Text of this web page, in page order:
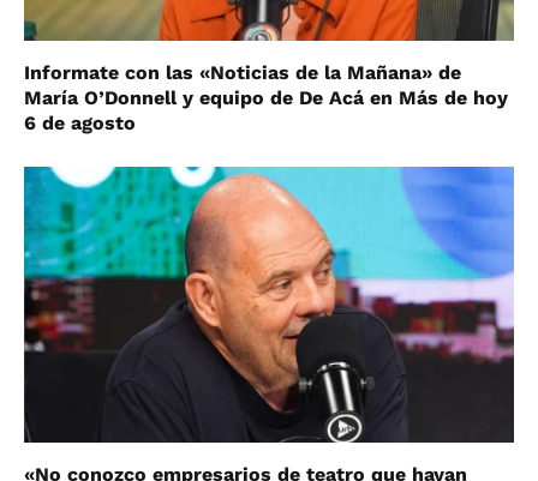
Informate con las «Noticias de la Mañana» de
María O’Donnell y equipo de De Acá en Más de hoy
6 de agosto
«No conozco empresarios de teatro que hayan